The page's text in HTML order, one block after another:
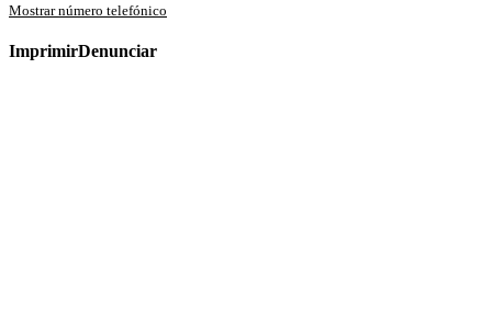
Mostrar número telefónico
ImprimirDenunciar